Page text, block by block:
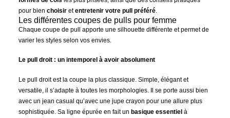
pour bien choisir etentretenir votre pull préféré.
Les différentes coupes de pulls pour femme
Chaque coupe de pull apporte une silhouette différente et permet de
varier les styles selon vos envies.
Le pull droit : un intemporel à avoir absolument
Le pull droit est la coupe la plus classique. Simple, élégant et
versatile, il s’adapte à toutes les morphologies. Il se porte aussi bien
avec un jean casual qu’avec une jupe crayon pour une allure plus
sophistiquée. Sa ligne épurée en fait un basique essentiel à